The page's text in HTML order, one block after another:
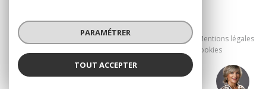
Veronique THEVENET
© 2026 | Tous droits réservés
Nos partenaires
Nos honoraires
Mentions légales
Cookies
PARAMÉTRER
TOUT ACCEPTER